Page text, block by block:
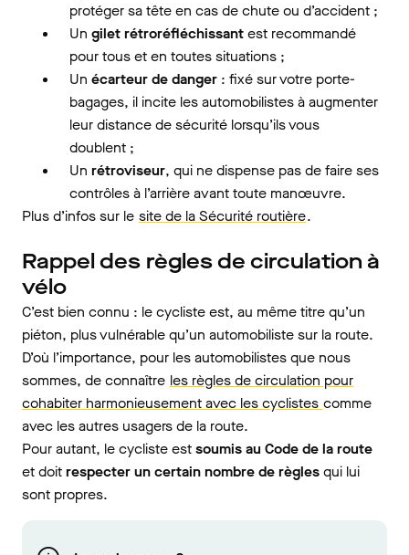
protéger sa tête en cas de chute ou d’accident ;
Un gilet rétroréfléchissantest recommandé
pour tous et en toutes situations ;
Un écarteur de danger : fixé sur votre porte-
bagages, il incite les automobilistes à augmenter
leur distance de sécurité lorsqu’ils vous
doublent ;
Un rétroviseur, qui ne dispense pas de faire ses
contrôles à l’arrière avant toute manœuvre.
Plus d’infos sur le site de la Sécurité routière.
Rappel des règles de circulation à
vélo
C’est bien connu : le cycliste est, au même titre qu’un
piéton, plus vulnérable qu’un automobiliste sur la route.
D’où l’importance, pour les automobilistes que nous
sommes, de connaître les règles de circulation pour
cohabiter harmonieusement avec les cyclistes comme
avec les autres usagers de la route.
Pour autant, le cycliste estsoumis au Code de la route
et doitrespecter un certain nombre de règlesqui lui
sont propres.